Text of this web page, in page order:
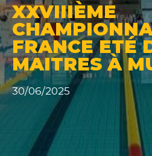
XXVIIIÈME
FRANCE ETÉ
MAITRES À
30/06/2025